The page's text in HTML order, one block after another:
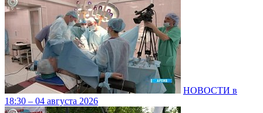
НОВОСТИ в
18:30 – 04 августа 2026